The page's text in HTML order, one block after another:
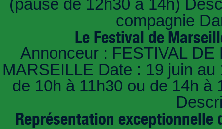
(pause de 12h30 à 14h)
compagnie
Le Festival de
Annonceur : FESTIVAL
MARSEILLE Date : 19 juin
de 10h à 11h30 ou de 14h à
Représentation